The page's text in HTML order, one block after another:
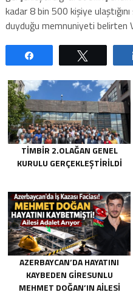
kadar 8 bin 500 kişiye
duyduğu memnuniyeti belirten
TİMBİR 2.OLAĞAN GENEL
KURULU GERÇEKLEŞTIRILDI
AZERBAYCAN’DA HAYATINI
KAYBEDEN GIRESUNLU
MEHMET DOĞAN’IN AILESI